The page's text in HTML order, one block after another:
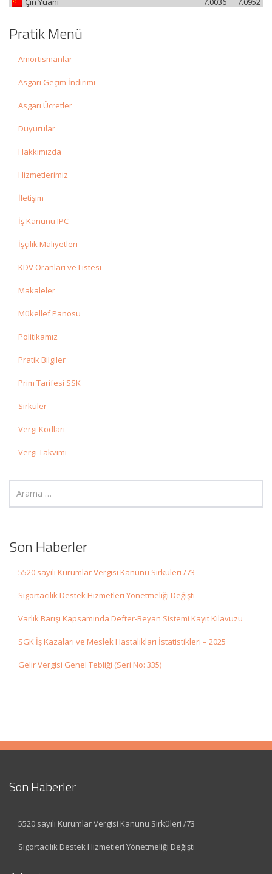
Pratik Menü
Amortismanlar
Asgari Geçim İndirimi
Asgari Ücretler
Duyurular
Hakkımızda
Hizmetlerimiz
İletişim
İş Kanunu IPC
İşçilik Maliyetleri
KDV Oranları ve Listesi
Makaleler
Mükellef Panosu
Politikamız
Pratik Bilgiler
Prim Tarifesi SSK
Sirküler
Vergi Kodları
Vergi Takvimi
Son Haberler
5520 sayılı Kurumlar Vergisi Kanunu Sirküleri /73
Sigortacılık Destek Hizmetleri Yönetmeliği Değişti
Varlık Barışı Kapsamında Defter-Beyan Sistemi Kayıt Kılavuzu
SGK İş Kazaları ve Meslek Hastalıkları İstatistikleri – 2025
Gelir Vergisi Genel Tebliği (Seri No: 335)
Son Haberler
5520 sayılı Kurumlar Vergisi Kanunu Sirküleri /73
Sigortacılık Destek Hizmetleri Yönetmeliği Değişti